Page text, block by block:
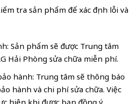
tra sản phẩm để xác định lỗi và
Sản phẩm sẽ được Trung tâm
Hải Phòng sửa chữa miễn phí.
hành: Trung tâm sẽ thông báo
hành và chi phí sửa chữa. Việc
hiện khi được bạn đồng ý.